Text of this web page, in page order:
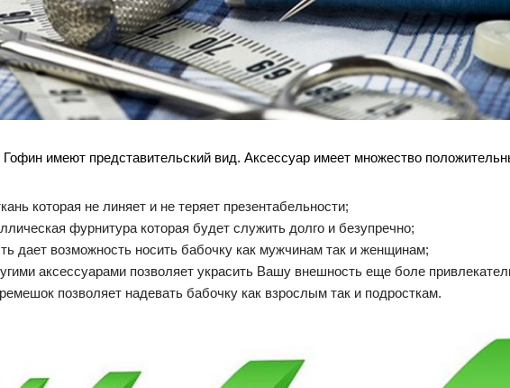
Гофин имеют представительский вид. Аксессуар имеет множество
которая не линяет и не теряет презентабельности;
фурнитура которая будет служить долго и безупречно;
дает возможность носить бабочку как мужчинам так и женщинам;
аксессуарами позволяет украсить Вашу внешность еще боле
позволяет надевать бабочку как взрослым так и подросткам.